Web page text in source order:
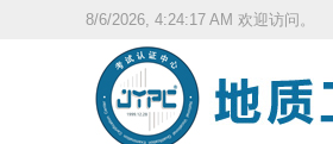
8/6/2026, 4:24:18 AM 欢迎访问。